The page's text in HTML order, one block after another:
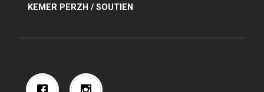
KEMER PERZH / SOUTIEN